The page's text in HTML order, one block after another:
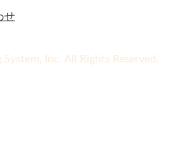
せ
Inc. All Rights Reserved.